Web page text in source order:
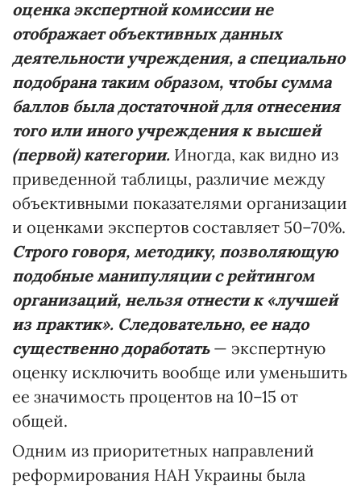
оценка экспертной комиссии не
отображает объективных данных
деятельности учреждения, а специально
подобрана таким образом, чтобы сумма
баллов была достаточной для отнесения
того или иного учреждения к высшей
(первой) категории. Иногда, как видно из
приведенной таблицы, различие между
объективными показателями организации
и оценками экспертов составляет 50–70%.
Строго говоря, методику, позволяющую
подобные манипуляции с рейтингом
организаций, нельзя отнести к «лучшей
из практик». Следовательно, ее надо
существенно доработать — экспертную
оценку исключить вообще или уменьшить
ее значимость процентов на 10–15 от
общей.
Одним из приоритетных направлений
реформирования НАН Украины была